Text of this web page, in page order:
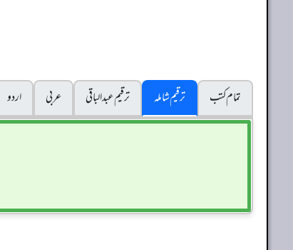
تمام کتب
ترقیم شاملہ ترقيم عبدالباقی عربی
اردو